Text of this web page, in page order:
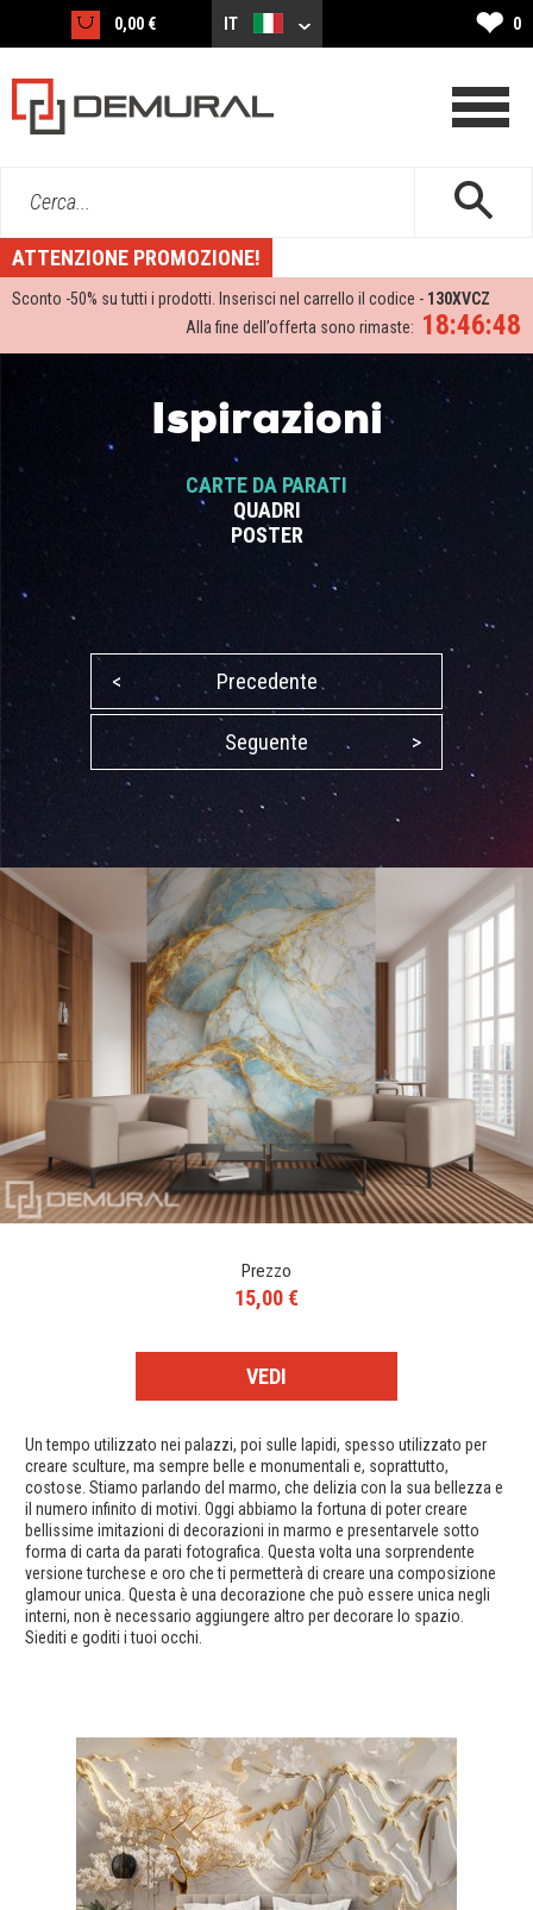
0,00 € IT ❤ 0
Cerca...
ATTENZIONE PROMOZIONE!
Sconto -50% su tutti i prodotti. Inserisci nel carrello il codice - 130XVCZ
18:46:47
Alla fine dell’offerta sono rimaste:
Ispirazioni
CARTE DA PARATI
QUADRI
POSTER
< Precedente
Seguente >
Prezzo
15,00 €
VEDI
Un tempo utilizzato nei palazzi, poi sulle lapidi, spesso utilizzato per
creare sculture, ma sempre belle e monumentali e, soprattutto,
costose. Stiamo parlando del marmo, che delizia con la sua bellezza e
il numero infinito di motivi. Oggi abbiamo la fortuna di poter creare
bellissime imitazioni di decorazioni in marmo e presentarvele sotto
forma di carta da parati fotografica. Questa volta una sorprendente
versione turchese e oro che ti permetterà di creare una composizione
glamour unica. Questa è una decorazione che può essere unica negli
interni, non è necessario aggiungere altro per decorare lo spazio.
Siediti e goditi i tuoi occhi.